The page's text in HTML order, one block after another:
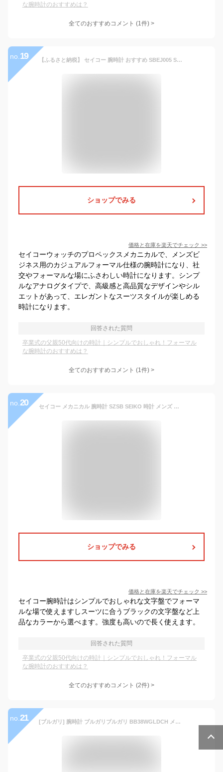
な腕時計のおすすめは？
全てのおすすめコメント (1件) >
no. 19 【ふるさと納税】 セイコー 腕時計 おすすめ SBEJ005 SEIKO プロスペックス メカニカル 3年保証 ／ 岩手県 雫石町 時計 ウォッチ ウオッチ 男性用 メンズ ビジネス フォーマル カジュアル 高級 プレゼント ギフト ブランド 父の日 成人祝い 社会人 記念日 お祝い 送料無料
ショップでみる
価格と在庫を楽天でチェック >>
セイコーウォッチのプロペックスメカニカルで、メンズビ
ジネス用のカジュアルフォーマル仕様の腕時計になり、社
交やフォーマルな場にふさわしい時計になります。シンプ
ルなアナログタイプで、高級感と高品質なデザインやシル
エットがあって、エレガントなスーツスタイルが楽しめる
時計になります。
回答された質問
卒業式の父親50代向けの時計｜シンプルでおしゃれ！フォーマル
な腕時計のおすすめは？
全てのおすすめコメント (1件) >
no. 20 セイコー メカニカル 腕時計 SZSB SEIKO 時計 メンズ 男性 向け 限定 モデル 機械式 オートマ 自動巻き 裏 スケルトン 自動巻 人気 ブランド おすすめ 仕事 ビジネス フォーマル スーツ ワイシャツ おしゃれ 記念日 誕生日 プレゼント 日付 曜日 文字盤 シンプル
ショップでみる
価格と在庫を楽天でチェック >>
セイコー腕時計はシンプルでおしゃれな文字盤でフォーマ
ルな場で使えますしスーツに合うブラックの文字盤など上
品なカラーから選べます。強度も高いので長く使えます。
回答された質問
卒業式の父親50代向けの時計｜シンプルでおしゃれ！フォーマル
な腕時計のおすすめは？
全てのおすすめコメント (2件) >
no. 21 [ブルガリ] 腕時計 ブルガリブルガリ BB38WGLDCH メンズ ブラウン [並行輸入品]